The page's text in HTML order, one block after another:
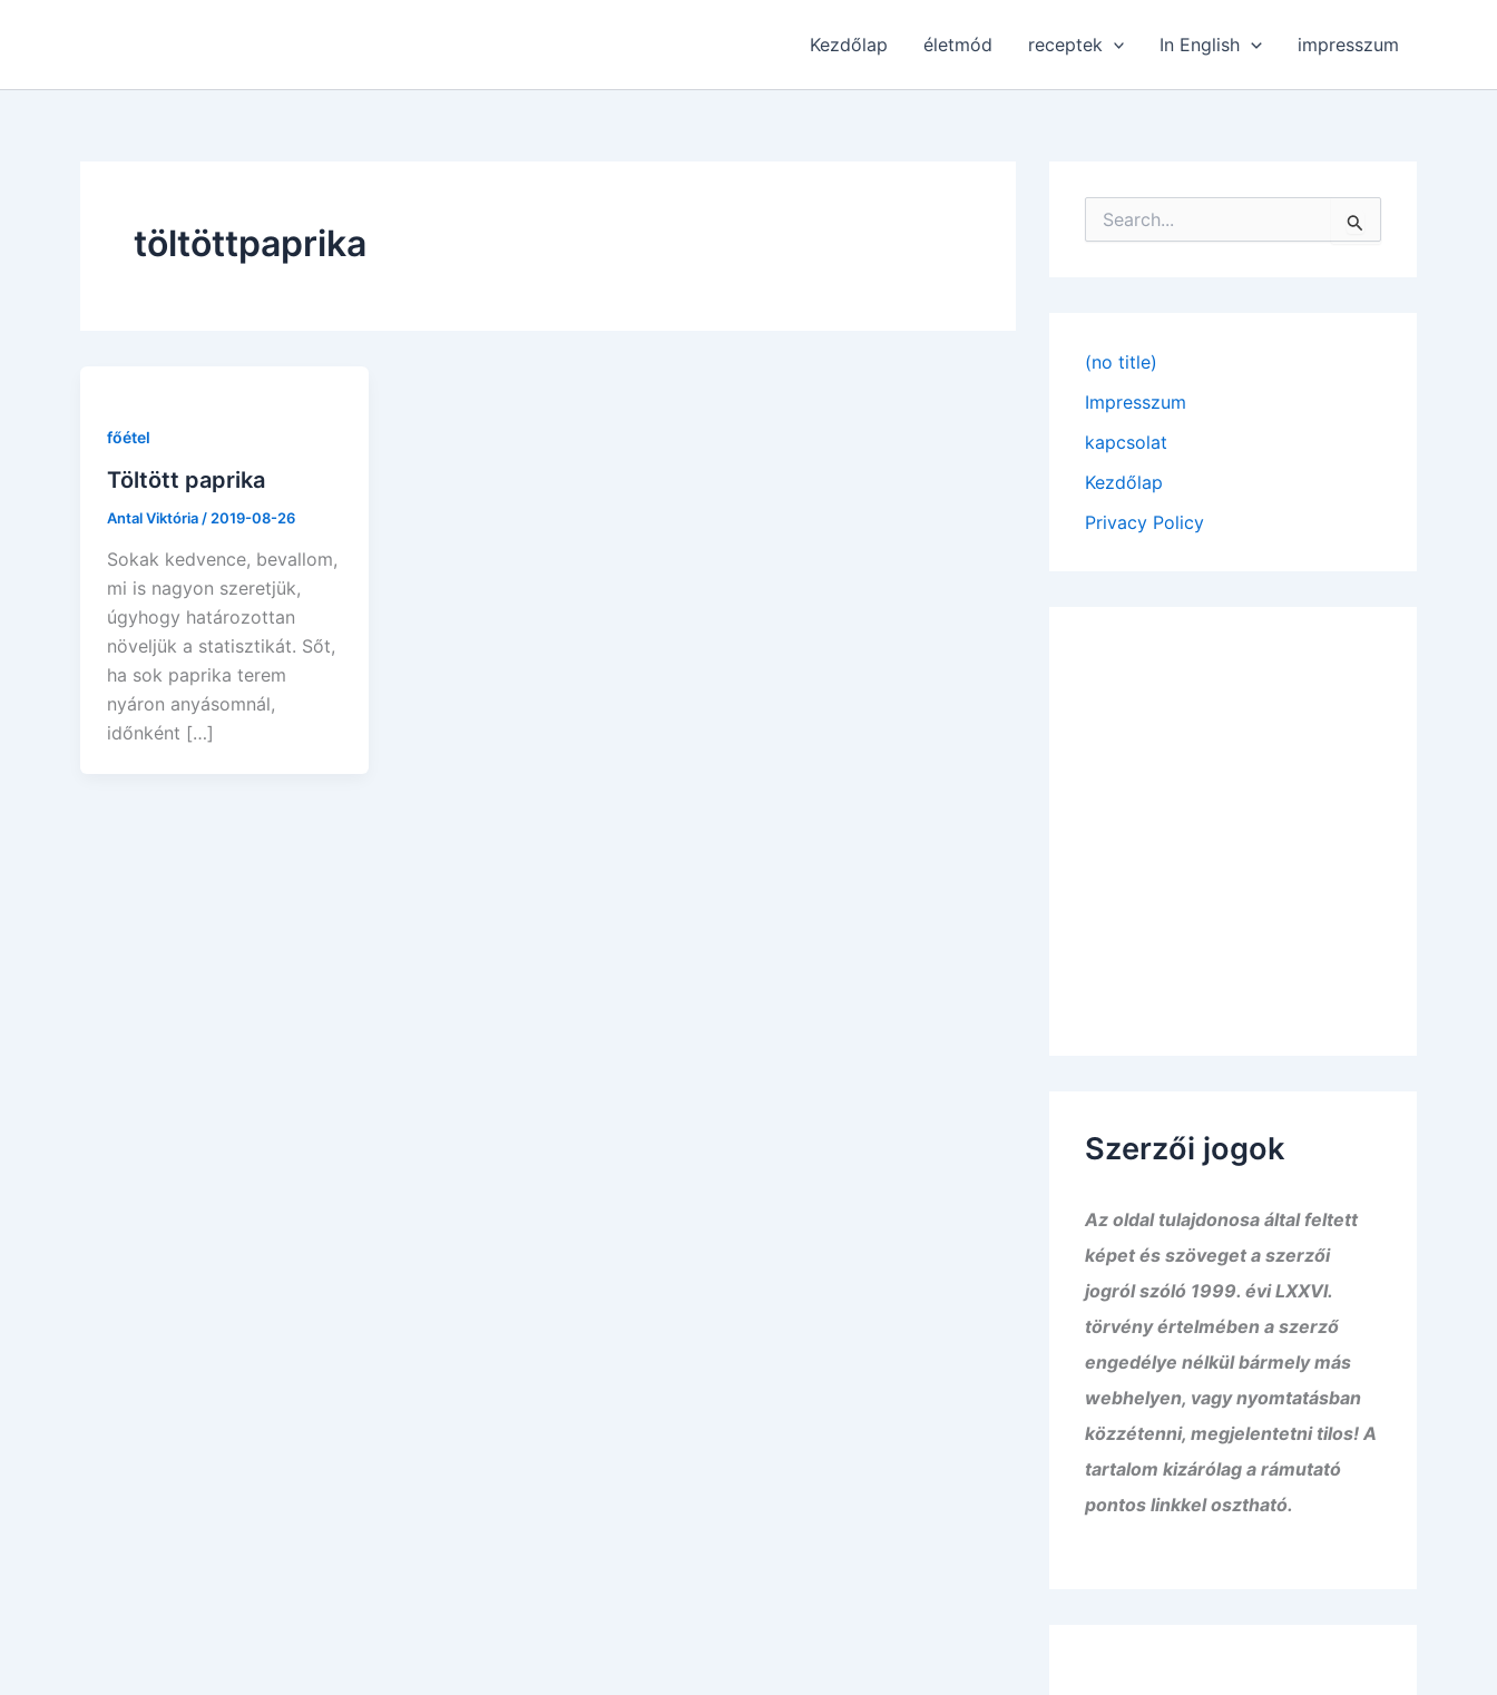
Kezdőlap életmód receptek In English impresszum
töltöttpaprika
főétel
Töltött paprika
Antal Viktória / 2019-08-26
Sokak kedvence, bevallom,
mi is nagyon szeretjük,
úgyhogy határozottan
növeljük a statisztikát. Sőt,
ha sok paprika terem
nyáron anyásomnál,
időnként […]
o
:
(no title)
Impresszum
kapcsolat
Kezdőlap
Privacy Policy
Szerzői jogok
Az oldal tulajdonosa által feltett
képet és szöveget a szerzői
jogról szóló 1999. évi LXXVI.
törvény értelmében a szerző
engedélye nélkül bármely más
webhelyen, vagy nyomtatásban
közzétenni, megjelentetni tilos! A
tartalom kizárólag a rámutató
pontos linkkel osztható.